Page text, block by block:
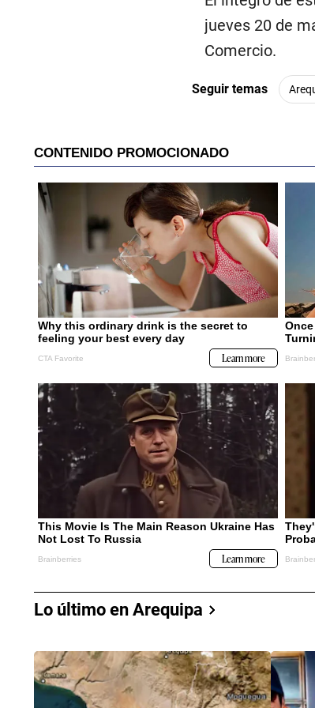
jueves 20 de
Comercio.
Seguir temas
Lo último en Arequipa